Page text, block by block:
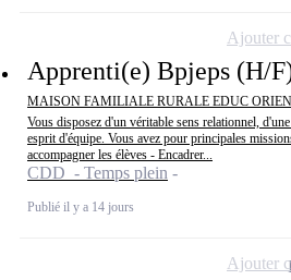
Apprenti(e) Bpjeps (H/
MAISON FAMILIALE RURALE EDUC
Vous disposez d'un véritable sens relationnel,
esprit d'équipe. Vous avez pour principales
accompagner les élèves - Encadrer...
CDD - Temps plein
Publié il y a 14 jours
Ajouter
Ajouter